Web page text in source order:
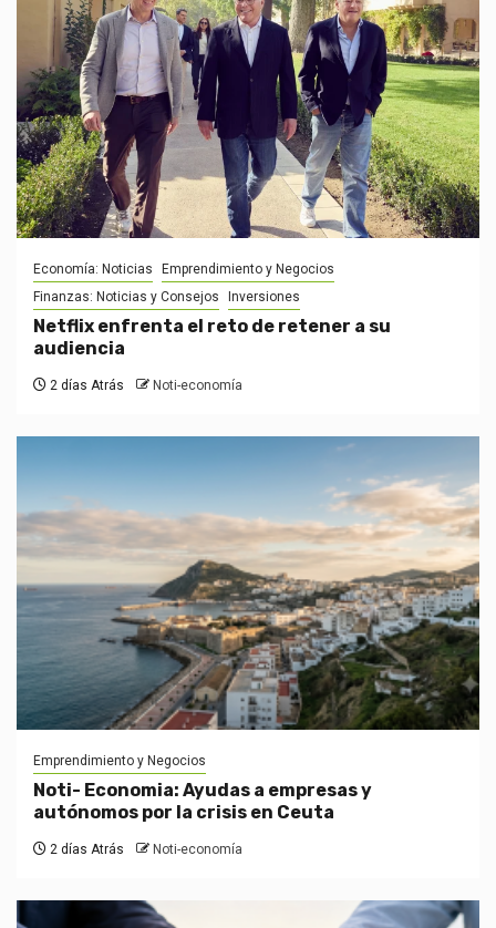
Economía: Noticias
Emprendimiento y Negocios
Finanzas: Noticias y Consejos
Inversiones
Netflix enfrenta el reto de retener a su
audiencia
2 días Atrás Noti-economía
Emprendimiento y Negocios
Noti- Economia: Ayudas a empresas y
autónomos por la crisis en Ceuta
2 días Atrás Noti-economía